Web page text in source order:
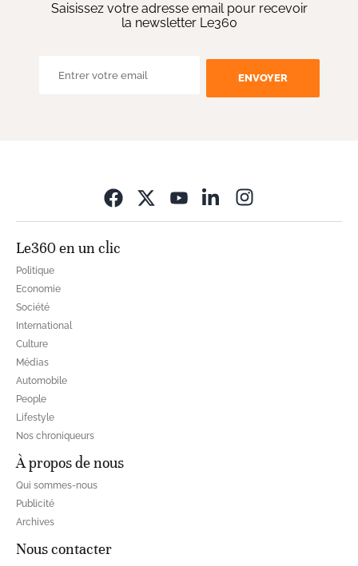
Saisissez votre adresse email pour recevoir
la newsletter Le360
ENVOYER
Le360 en un clic
Politique
Economie
Société
International
Culture
Médias
Automobile
People
Lifestyle
Nos chroniqueurs
À propos de nous
Qui sommes-nous
Publicité
Archives
Nous contacter